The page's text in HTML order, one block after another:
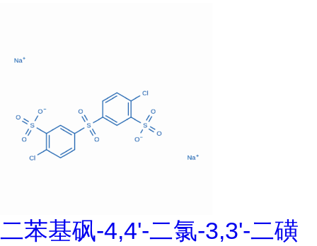
二苯基砜-4,4'-二氯-3,3'-二磺